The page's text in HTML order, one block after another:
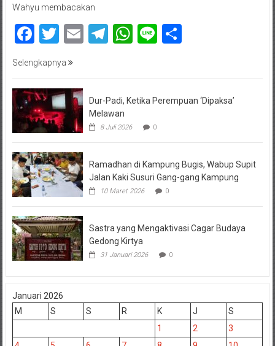
Wahyu membacakan
Facebook
Twitter
EmailTelegram
WhatsApp
LineShare
Selengkapnya
Dur-Padi, Ketika Perempuan ‘Dipaksa’
Melawan
8 Juli 2026 0
Ramadhan di Kampung Bugis, Wabup Supit
Jalan Kaki Susuri Gang-gang Kampung
10 Maret 2026 0
Sastra yang Mengaktivasi Cagar Budaya
Gedong Kirtya
31 Januari 2026 0
Januari 2026
M
S S R K J
S
1
2
3